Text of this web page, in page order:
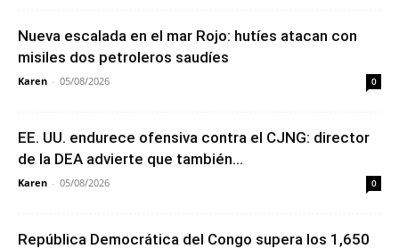
Nueva escalada en el mar Rojo: hutíes atacan con
misiles dos petroleros saudíes
Karen - 05/08/2026 0
EE. UU. endurece ofensiva contra el CJNG: director
de la DEA advierte que también...
Karen - 05/08/2026 0
República Democrática del Congo supera los 1,650